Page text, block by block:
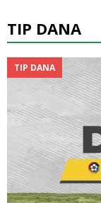
TIP DANA
TIP DANA